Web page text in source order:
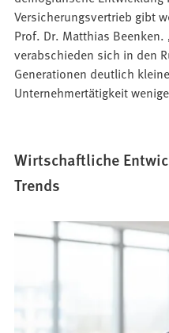
Versicherungsvertrieb gibt
Prof. Dr. Matthias Beenken.
verabschieden sich in den
Generationen deutlich
Unternehmertätigkeit
Wirtschaftliche
Trends